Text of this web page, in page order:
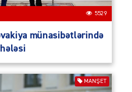
5529
münasibətlərində
MANŞET